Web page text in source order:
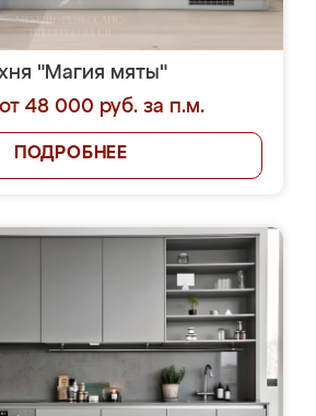
"Магия мяты"
48 000 руб. за п.м.
ПОДРОБНЕЕ